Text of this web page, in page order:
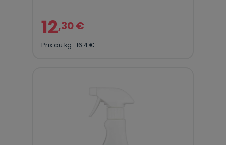
12,30 €
Prix au kg : 16.4 €